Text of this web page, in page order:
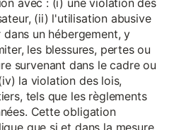
avec : (i) une violation des
(ii) l'utilisation abusive
un hébergement, y
les blessures, pertes ou
survenant dans le cadre ou
la violation des lois,
tels que les règlements
Cette obligation